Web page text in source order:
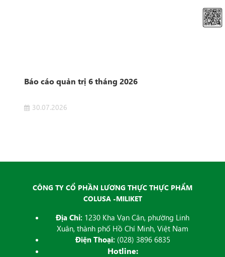
Báo cáo quản trị 6 tháng 2026
30.07.2026
CÔNG TY CỔ PHẦN LƯƠNG THỰC THỰC PHẨM
COLUSA -MILIKET
Địa Chỉ: 1230 Kha Vạn Cân, phường Linh
Xuân, thành phố Hồ Chí Minh, Việt Nam
Điện Thoại:(028) 3896 6835
Hotline: